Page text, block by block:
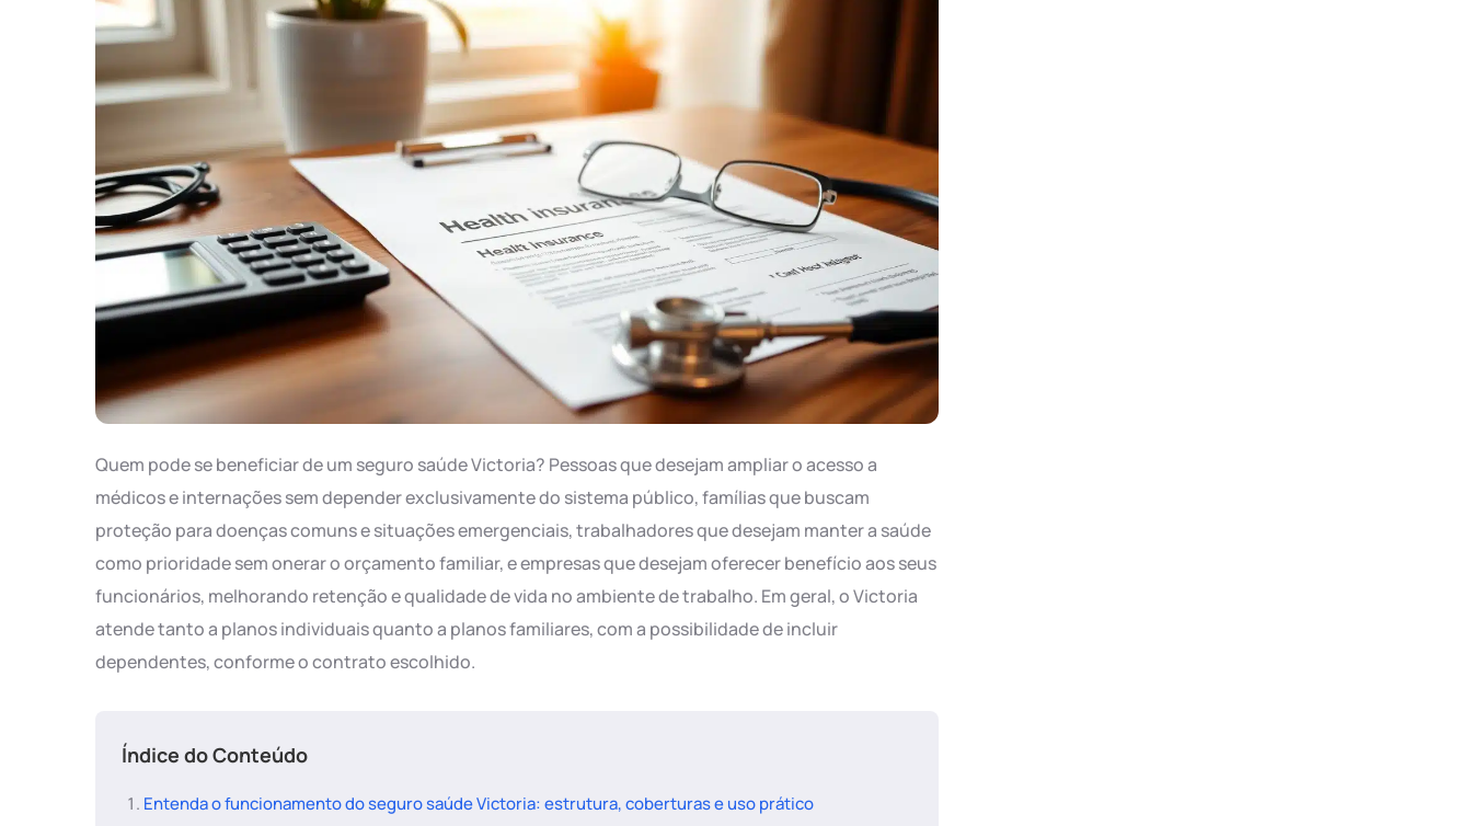
Quem pode se beneficiar de um seguro saúde Victoria? Pessoas que desejam ampliar o acesso a
médicos e internações sem depender exclusivamente do sistema público, famílias que buscam
proteção para doenças comuns e situações emergenciais, trabalhadores que desejam manter a saúde
como prioridade sem onerar o orçamento familiar, e empresas que desejam oferecer benefício aos seus
funcionários, melhorando retenção e qualidade de vida no ambiente de trabalho. Em geral, o Victoria
atende tanto a planos individuais quanto a planos familiares, com a possibilidade de incluir
dependentes, conforme o contrato escolhido.
Índice do Conteúdo
Entenda o funcionamento do seguro saúde Victoria: estrutura, coberturas e uso prático